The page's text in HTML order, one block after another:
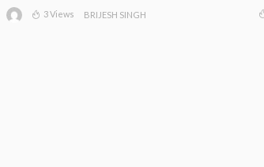
3 Views BRIJESH SINGH